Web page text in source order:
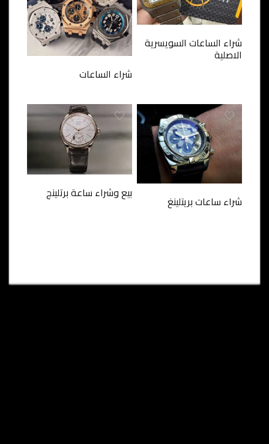
شراء الساعات السويسرية
الاصلية
شراء الساعات
شراء ساعات بريتلينغ بيع وشراء ساعة برتلينج